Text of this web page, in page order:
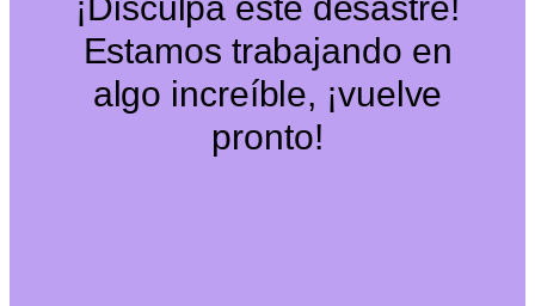
Estamos trabajando en
algo increíble, ¡vuelve
pronto!